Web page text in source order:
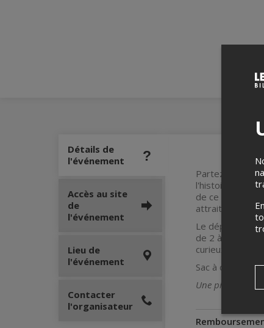
Détails de
l'événement
Partez à la
l'histoire et
de ce trésor,
attraits
Le départ
de 2 à 6
curieux ou
Sac à dos
Une pièce
Accès au site
de
l'événement
Lieu de
l'événement
Contacter
l'organisateur